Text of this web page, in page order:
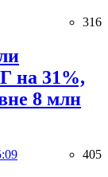
316
на 31%,
8 млн
405